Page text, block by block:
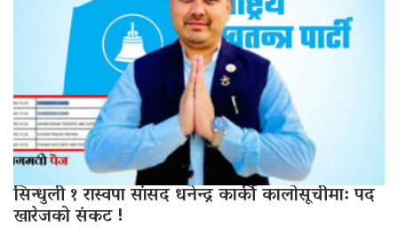
सिन्धुली १ रास्वपा सांसद धनेन्द्र कार्की कालोसूचीमा: पद
खारेजको संकट !